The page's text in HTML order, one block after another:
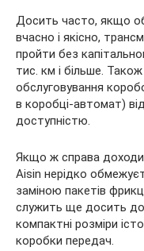
Досить часто, якщо
вчасно і якісно,
пройти без
тис. км і більше.
обслуговування
в коробці-автомат)
доступністю.
Якщо ж справа
Aisin нерідко
заміною пакетів
служить ще досить
компактні розміри
коробки передач.